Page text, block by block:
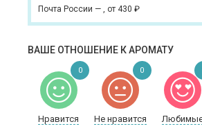
Почта России — , от 430 ₽
ВАШЕ ОТНОШЕНИЕ К АРОМАТУ
Нравится Не нравится
0 0